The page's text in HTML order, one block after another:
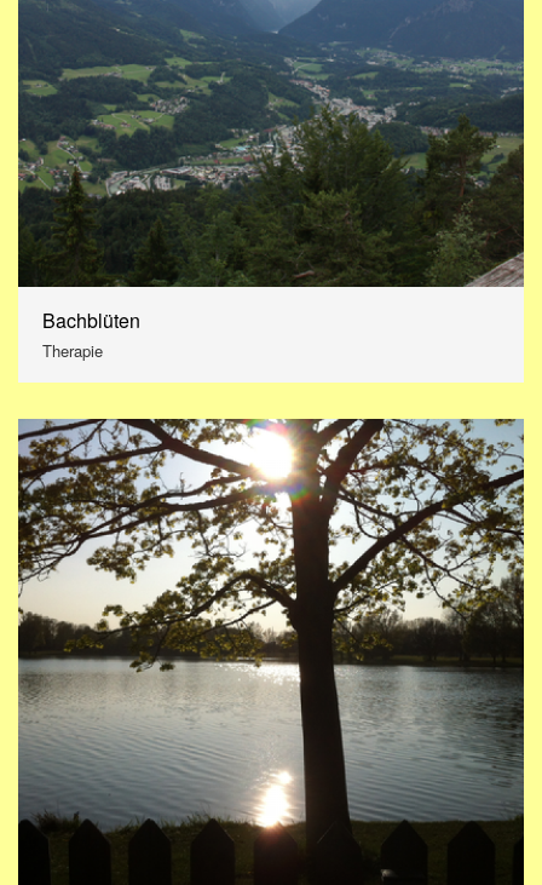
Bachblüten
Therapie